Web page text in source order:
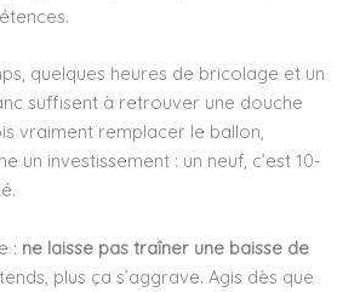
quelques heures de bricolage et un
suffisent à retrouver une douche
vraiment remplacer le ballon,
un investissement : un neuf, c’est 10-
: ne laisse pas traîner une baisse de
plus ça s’aggrave. Agis dès que